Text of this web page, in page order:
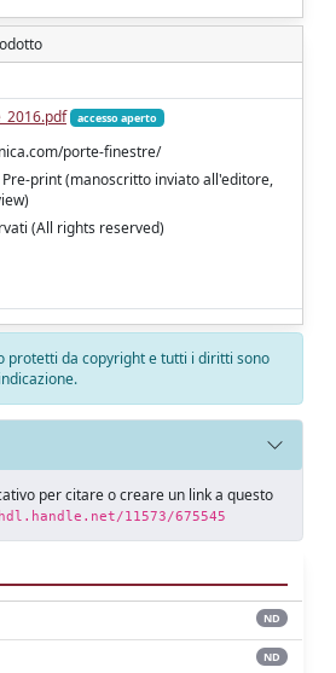
accesso aperto
porte-finestre/
print (manoscritto inviato all'editore,
(All rights reserved)
protetti da copyright e tutti i diritti sono
per citare o creare un link a questo
11573/675545
ND
ND